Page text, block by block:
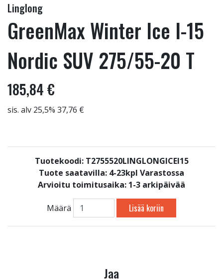
Linglong
GreenMax Winter Ice I-15
Nordic SUV 275/55-20 T
185,84 €
sis. alv 25,5% 37,76 €
Tuotekoodi: T2755520LINGLONGICEI15
Tuote saatavilla: 4-23kpl Varastossa
Arvioitu toimitusaika: 1-3 arkipäivää
Määrä Lisää koriin
Jaa